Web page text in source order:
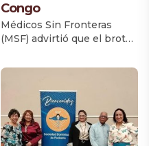
Congo
Médicos Sin Fronteras
(MSF) advirtió que el brote
Democrática del Congo
un ritmo sin precedentes y
urgió a la comunidad
internacional a reforzar de
inmediato la respuesta